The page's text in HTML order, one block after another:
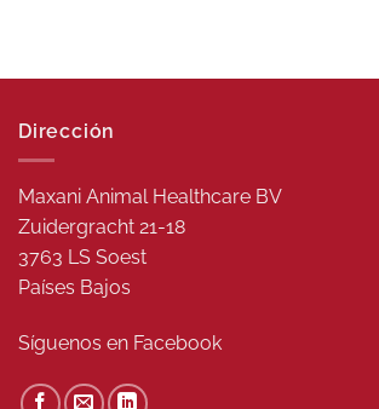
Dirección
Maxani Animal Healthcare BV
Zuidergracht 21-18
3763 LS Soest
Países Bajos
Síguenos en Facebook